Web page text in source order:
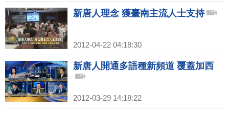
新唐人理念 獲臺南主流人士支持
2012-04-22 04:18:30
新唐人開通多語種新頻道 覆蓋加西
2012-03-29 14:18:22